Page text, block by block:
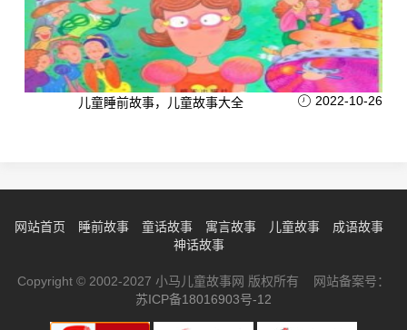
儿童睡前故事，儿童故事大全 2022-10-26
网站首页 睡前故事 童话故事 寓言故事 儿童故事
成语故事
神话故事
Copyright © 2002-2027 小马儿童故事网 版权所有 网站备案号：
苏ICP备18016903号-12